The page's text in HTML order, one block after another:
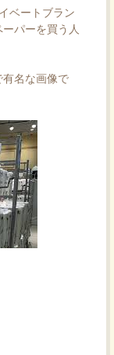
ベートブラン
パーを買う人
名な画像で